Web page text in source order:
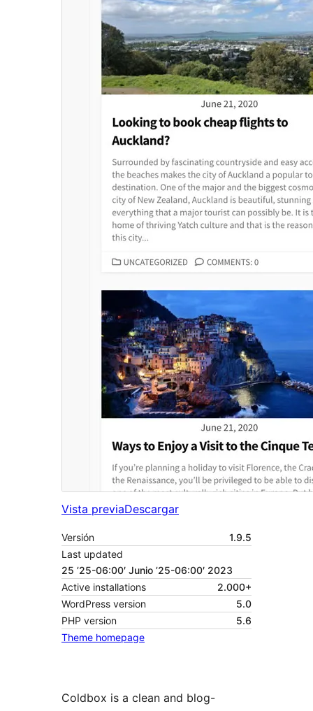
Vista previaDescargar
Versión
1.9.5
Last updated
25 ’25-06:00′ Junio ’25-06:00′ 2023
Active installations
2.000+
WordPress version
5.0
PHP version
5.6
Theme homepage
Coldbox is a clean and blog-